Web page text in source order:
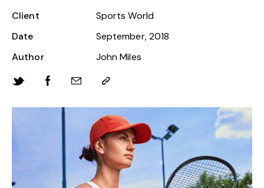
Client
Sports World
Date
September, 2018
Author
John Miles